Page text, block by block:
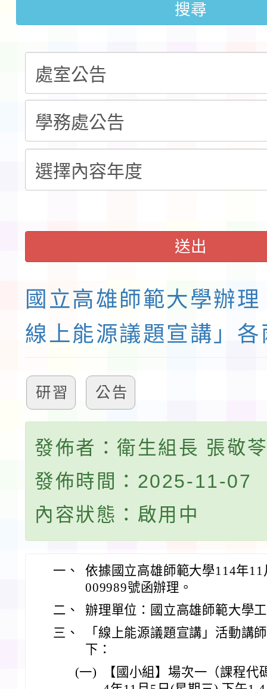
告(採1次公告分次招考)
0 小時業訓練課程
轉知本市體育總會划船
「115年桃園市運動會
錦標賽」海洋艇及
域)，申請變更地點
「114-115年度
計畫」公費接種對象擴
115學年度迎新活動暨
會活動流程表
搜尋
送出
國立高雄師範大學辦
線上能源議題宣講」各
研習 公告
發佈者：衛生組長 張敬
發佈時間：2025-11-07
內容狀態：啟用中
一、
依據國立高雄師範大學114年
009989號函辦理。
二、
辦理單位：國立高雄師範大學
三、
「線上能源議題宣講」活動講
下：
(一)
【國小組】場次一（課程